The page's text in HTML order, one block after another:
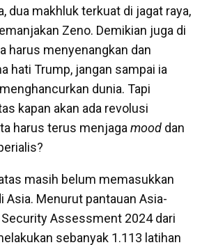
dua makhluk terkuat di jagat raya,
Zeno. Demikian juga di
harus menyenangkan dan
hati Trump, jangan sampai ia
dunia. Tapi
kapan akan ada revolusi
harus terus menjagamood dan
masih belum memasukkan
Asia. Menurut pantauan Asia-
Assessment 2024 dari
sebanyak 1.113 latihan